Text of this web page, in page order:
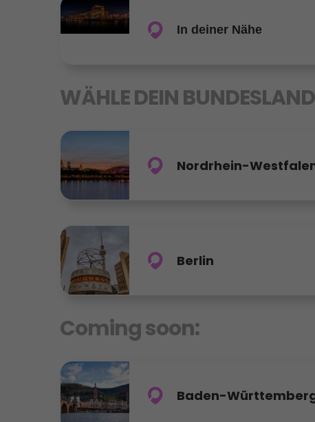
In deiner Nähe
WÄHLE DEIN
Nordrhein-
Berlin
Coming soon:
Baden-